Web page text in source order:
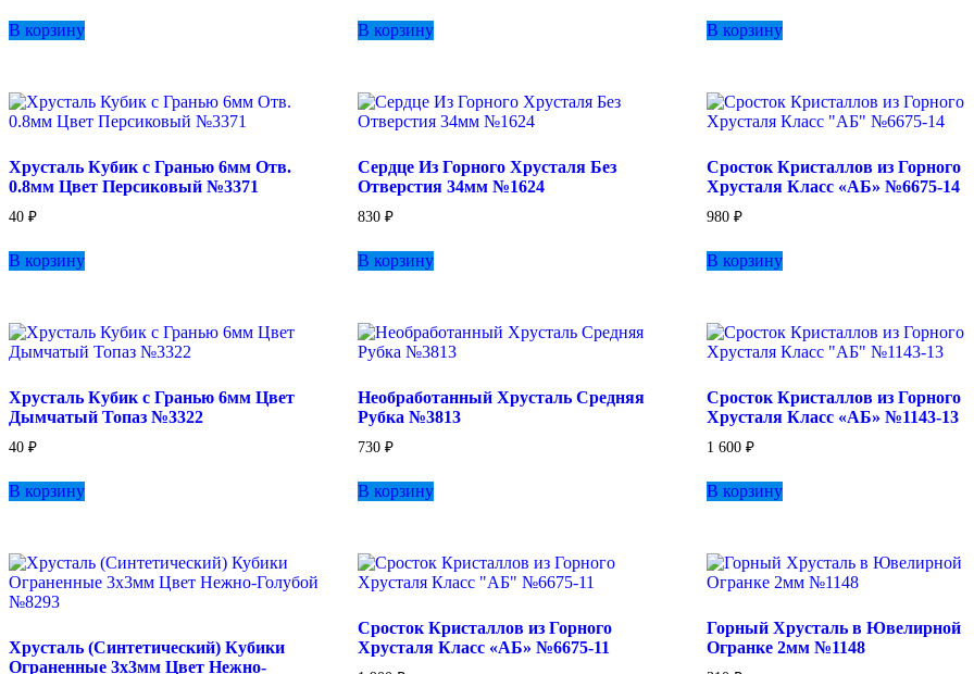
В корзину В корзину В корзину
Хрусталь Кубик с Гранью 6мм Отв.
0.8мм Цвет Персиковый №3371
40 ₽
В корзину
Сердце Из Горного Хрусталя Без
Отверстия 34мм №1624
830₽
В корзину
Сросток Кристаллов из Горного
Хрусталя Класс «АБ» №6675-14
980₽
В корзину
Хрусталь Кубик с Гранью 6мм Цвет
Дымчатый Топаз №3322
40 ₽
В корзину
Необработанный Хрусталь Средняя
Рубка №3813
730₽
В корзину
Сросток Кристаллов из Горного
Хрусталя Класс «АБ» №1143-13
1 600₽
В корзину
Хрусталь (Синтетический) Кубики
Ограненные 3х3мм Цвет Нежно-
Сросток Кристаллов из Горного
Хрусталя Класс «АБ» №6675-11
Горный Хрусталь в Ювелирной
Огранке 2мм №1148